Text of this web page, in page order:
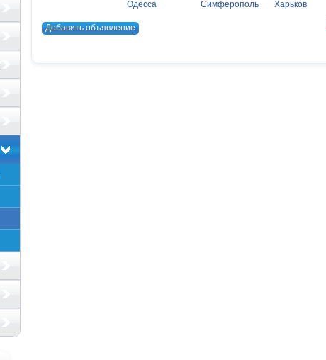
Одесса
Симферополь Харьков
Добавить объявление